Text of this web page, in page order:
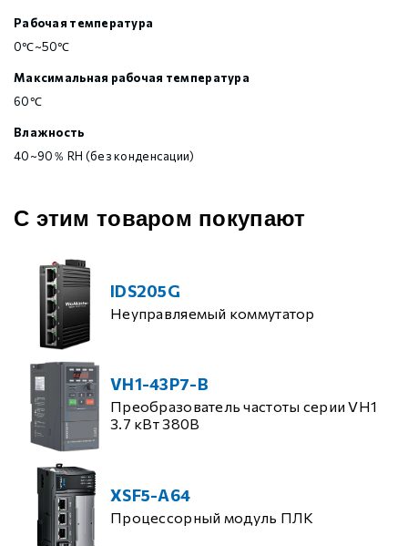
Рабочая температура
0℃~50℃
Максимальная рабочая температура
60℃
Влажность
40~90％ RH (без конденсации)
С этим товаром покупают
IDS205G
Неуправляемый коммутатор
VH1-43P7-B
Преобразователь частоты серии VH1
3.7 кВт 380В
XSF5-A64
Процессорный модуль ПЛК